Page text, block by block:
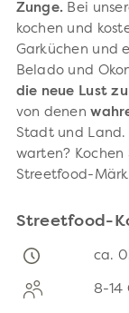
Zunge. Bei
kochen und
Garküchen und
Belado und
die neue Lust zu
von denen
Stadt und Land.
warten? Kochen
Streetfood-
Streetfood-
ca.
8-14